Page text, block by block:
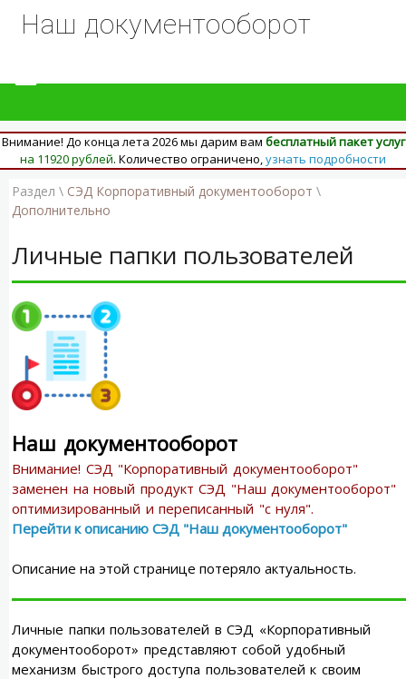
Наш документооборот
Внимание! До конца лета 2026 мы дарим вам бесплатный пакет услуг
на 11920 рублей. Количество ограничено,узнать подробности
Раздел \ СЭД Корпоративный документооборот \
Дополнительно
Личные папки пользователей
Наш документооборот
Внимание! СЭД "Корпоративный документооборот"
заменен на новый продукт СЭД "Наш документооборот"
оптимизированный и переписанный "с нуля".
Перейти к описанию СЭД "Наш документооборот"
Описание на этой странице потеряло актуальность.
Личные папки пользователей в СЭД «Корпоративный
документооборот» представляют собой удобный
механизм быстрого доступа пользователей к своим